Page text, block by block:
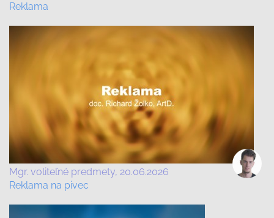
Reklama
Mgr. voliteľné predmety 20.06.2026
Reklama na pivec